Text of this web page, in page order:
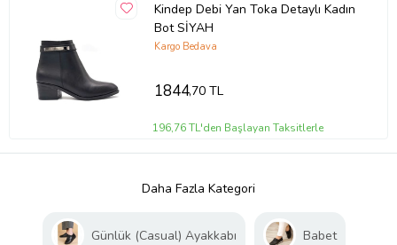
Kindep Debi Yan Toka Detaylı Kadın
Bot SİYAH
Kargo Bedava
1844,70 TL
196,76 TL'den Başlayan Taksitlerle
Daha Fazla Kategori
Günlük (Casual) Ayakkabı Babet